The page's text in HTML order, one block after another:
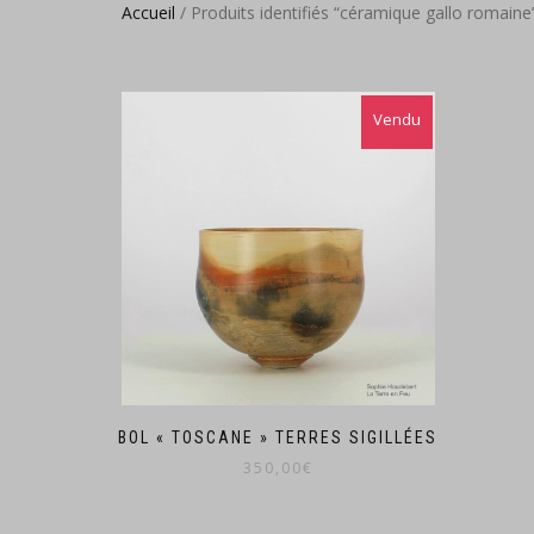
Accueil / Produits identifiés “céramique gallo
BOL « TOSCANE » TERRES SIGILLÉES
350,00€